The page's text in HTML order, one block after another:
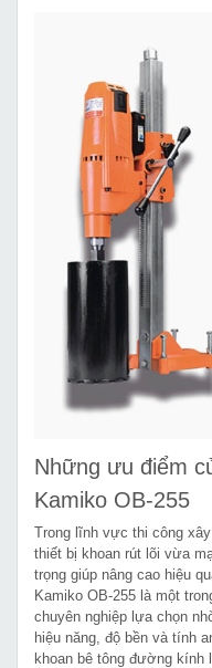
Những ưu điểm
Kamiko OB-255
Trong lĩnh vực thi công
thiết bị khoan rút lõi vừa
trọng giúp nâng cao hiệu
Kamiko OB-255 là một
chuyên nghiệp lựa chọn
hiệu năng, độ bền và tính
khoan bê tông đường